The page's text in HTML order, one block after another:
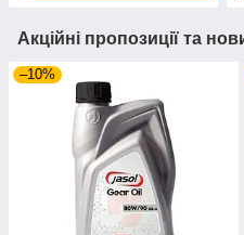
Акційні пропозиції та
–10%